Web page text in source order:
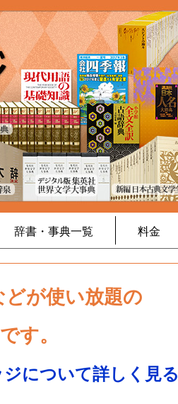
辞書・事典一覧 料金
が使い放題の
す。
について詳しく見る